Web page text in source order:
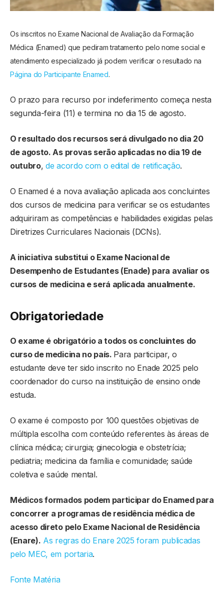
Os inscritos no Exame Nacional de Avaliação da Formação
Médica (Enamed) que pediram tratamento pelo nome social e
atendimento especializado já podem verificar o resultado na
Página do Participante Enamed.
O prazo para recurso por indeferimento começa nesta
segunda-feira (11) e termina no dia 15 de agosto.
O resultado dos recursos será divulgado no dia 20
de agosto. As provas serão aplicadas no dia 19 de
outubro,de acordo com o edital de retificação.
O Enamed é a nova avaliação aplicada aos concluintes
dos cursos de medicina para verificar se os estudantes
adquiriram as competências e habilidades exigidas pelas
Diretrizes Curriculares Nacionais (DCNs).
A iniciativa substitui o Exame Nacional de
Desempenho de Estudantes (Enade) para avaliar os
cursos de medicina e será aplicada anualmente.
Obrigatoriedade
O exame é obrigatório a todos os concluintes do
curso de medicina no país. Para participar, o
estudante deve ter sido inscrito no Enade 2025 pelo
coordenador do curso na instituição de ensino onde
estuda.
O exame é composto por 100 questões objetivas de
múltipla escolha com conteúdo referentes às áreas de
clínica médica; cirurgia; ginecologia e obstetrícia;
pediatria; medicina da família e comunidade; saúde
coletiva e saúde mental.
Médicos formados podem participar do Enamed para
concorrer a programas de residência médica de
acesso direto pelo Exame Nacional de Residência
(Enare). As regras do Enare 2025 foram publicadas
pelo MEC, em portaria.
Fonte Matéria